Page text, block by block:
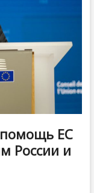
помощь ЕС
России и